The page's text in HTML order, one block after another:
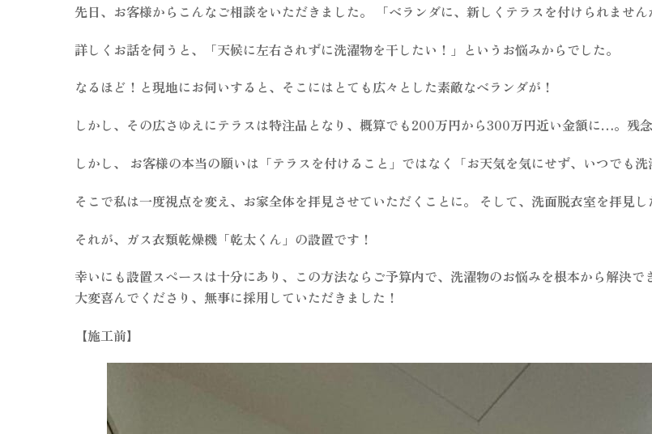
先日、お客様からこんなご相談をいただきました。 「ベランダに、新しくテラスを付けられません
詳しくお話を伺うと、「天候に左右されずに洗濯物を干したい！」というお悩みからでした。
なるほど！と現地にお伺いすると、そこにはとても広々とした素敵なベランダが！
しかし、その広さゆえにテラスは特注品となり、概算でも200万円から300万円近い金額に…。残
しかし、 お客様の本当の願いは「テラスを付けること」ではなく「お天気を気にせず、いつでも洗
そこで私は一度視点を変え、お家全体を拝見させていただくことに。 そして、洗面脱衣室を拝見
それが、ガス衣類乾燥機「乾太くん」の設置です！
幸いにも設置スペースは十分にあり、この方法ならご予算内で、洗濯物のお悩みを根本から解決
大変喜んでくださり、無事に採用していただきました！
【施工前】